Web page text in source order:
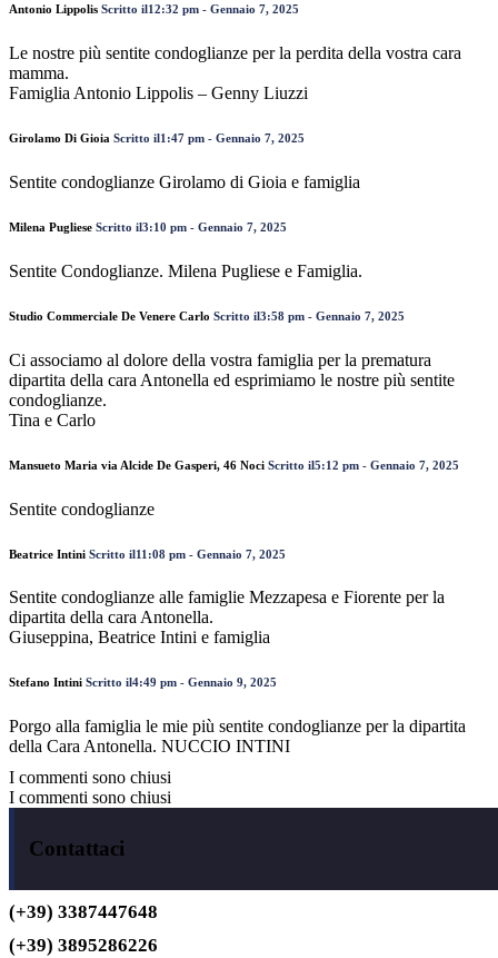
Antonio Lippolis Scritto il12:32 pm - Gennaio 7, 2025
Le nostre più sentite condoglianze per la perdita della vostra cara
mamma.
Famiglia Antonio Lippolis – Genny Liuzzi
Girolamo Di Gioia Scritto il1:47 pm - Gennaio 7, 2025
Sentite condoglianze Girolamo di Gioia e famiglia
Milena Pugliese Scritto il3:10 pm - Gennaio 7, 2025
Sentite Condoglianze. Milena Pugliese e Famiglia.
Studio Commerciale De Venere Carlo Scritto il3:58 pm - Gennaio 7, 2025
Ci associamo al dolore della vostra famiglia per la prematura
dipartita della cara Antonella ed esprimiamo le nostre più sentite
condoglianze.
Tina e Carlo
Mansueto Maria via Alcide De Gasperi, 46 Noci Scritto il5:12 pm - Gennaio 7, 2025
Sentite condoglianze
Beatrice Intini Scritto il11:08 pm - Gennaio 7, 2025
Sentite condoglianze alle famiglie Mezzapesa e Fiorente per la
dipartita della cara Antonella.
Giuseppina, Beatrice Intini e famiglia
Stefano Intini Scritto il4:49 pm - Gennaio 9, 2025
Porgo alla famiglia le mie più sentite condoglianze per la dipartita
della Cara Antonella. NUCCIO INTINI
I commenti sono chiusi
I commenti sono chiusi
Contattaci
(+39) 3387447648
(+39) 3895286226